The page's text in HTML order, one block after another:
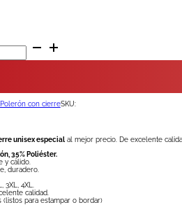
Polerón con cierreSKU:
unisex especialal mejor precio. De excelente
35% Poliéster.
y cálido.
duradero.
4XL.
calidad.
(listos para estampar o bordar)